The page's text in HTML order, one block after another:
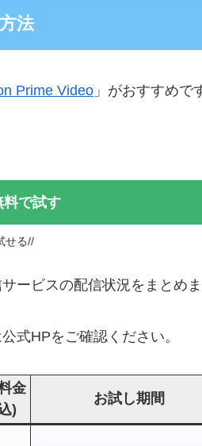
法
Prime Video 」がおすすめで
で試す
せる//
ービスの配信状況をまとめま
式HPをご確認ください。
金
)
お試し期間